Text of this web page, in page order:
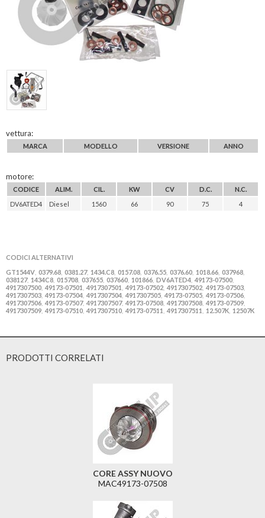
vettura:
MARCA MODELLO VERSIONE ANNO
motore:
CODICE ALIM. CIL. KW CV D.C.
N.C.
DV6ATED4
Diesel 1560 66 90 75 4
CODICI ALTERNATIVI
GT1544V 0379.68 0381.27, 1434.C8 0157.08 0376.55 0376.60 1018.66 037968
038127, 1434C8 015708 037655 037660 101866 DV6ATED4 49173-07500
4917307500 49173-07501 4917307501 49173-07502 4917307502 49173-07503
4917307503 49173-07504 4917307504 4917307505 49173-07505 49173-07506
4917307506 49173-07507, 4917307507, 49173-07508 4917307508 49173-07509
4917307509 49173-07510 4917307510 49173-07511 4917307511 12.507K 12507K
PRODOTTI CORRELATI
CORE ASSY NUOVO
MAC49173-07508